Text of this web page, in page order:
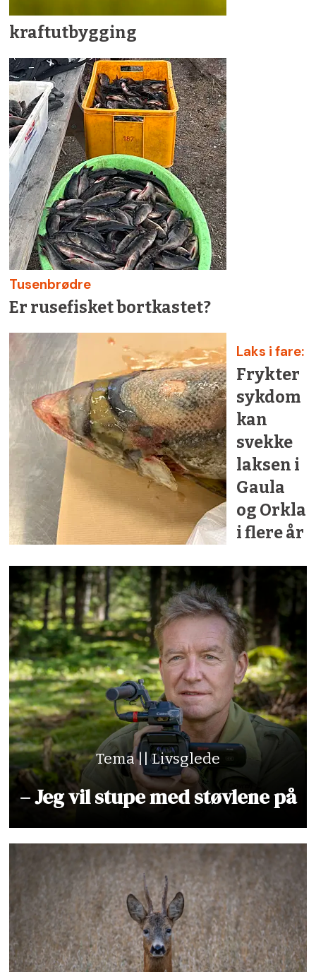
kraftutbygging
Tusenbrødre
Er rusefisket bortkastet?
Laks i fare:
Frykter
sykdom
kan
svekke
laksen i
Gaula
og Orkla
i flere år
Tema || Livsglede
– Jeg vil stupe med støvlene på